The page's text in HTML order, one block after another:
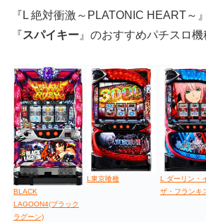
『L 絶対衝激～PLATONIC HEART～
『スパイキー 』のおすすめパチスロ機
BLACK
LAGOON4(ブラック
ラグーン)
L東京喰種
L ダーリン・
ザ・フランキ